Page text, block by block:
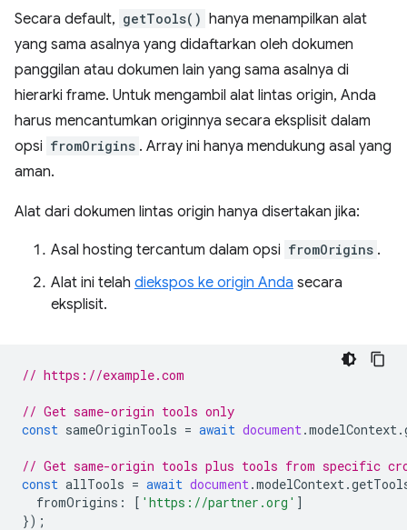
Secara default, getTools() hanya menampilkan alat
yang sama asalnya yang didaftarkan oleh dokumen
panggilan atau dokumen lain yang sama asalnya di
hierarki frame. Untuk mengambil alat lintas origin, Anda
harus mencantumkan originnya secara eksplisit dalam
opsi fromOrigins . Array ini hanya mendukung asal yang
aman.
Alat dari dokumen lintas origin hanya disertakan jika:
Asal hosting tercantum dalam opsi fromOrigins .
Alat ini telah diekspos ke origin Anda secara
eksplisit.
// https://example.com
// Get same-origin tools only
const sameOriginTools = await document.modelContext.
// Get same-origin tools plus tools from specific
const allTools = await document.modelContext.
fromOrigins : [ 'https://partner.org' ]
});